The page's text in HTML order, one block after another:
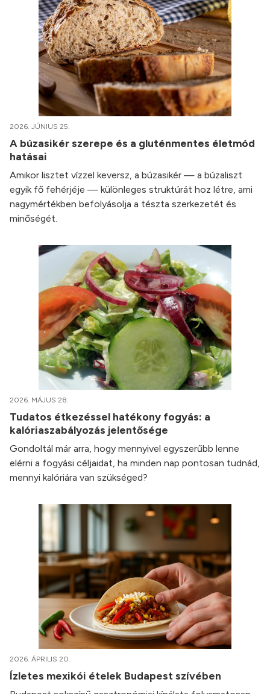
2026. JÚNIUS 25.
A búzasikér szerepe és a gluténmentes életmód
hatásai
Amikor lisztet vízzel keversz, a búzasikér — a búzaliszt
egyik fő fehérjéje — különleges struktúrát hoz létre, ami
nagymértékben befolyásolja a tészta szerkezetét és
minőségét.
2026. MÁJUS 28.
Tudatos étkezéssel hatékony fogyás: a
kalóriaszabályozás jelentősége
Gondoltál már arra, hogy mennyivel egyszerűbb lenne
elérni a fogyási céljaidat, ha minden nap pontosan tudnád,
mennyi kalóriára van szükséged?
2026. ÁPRILIS 20.
Ízletes mexikói ételek Budapest szívében